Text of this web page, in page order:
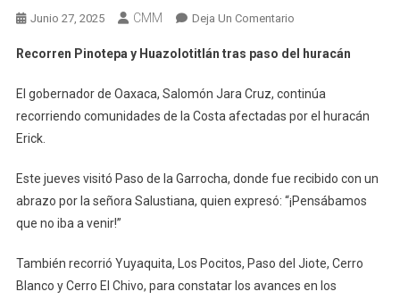
Junio 27, 2025 CMM Deja Un ComentarioEn
Pinotepa
Huazolotitlán
Tras
Huracán
Recorren Pinotepa y Huazolotitlán tras paso del huracán
El gobernador de Oaxaca, Salomón Jara Cruz, continúa
recorriendo comunidades de la Costa afectadas por el huracán
Erick.
Este jueves visitó Paso de la Garrocha, donde fue recibido con un
abrazo por la señora Salustiana, quien expresó: “¡Pensábamos
que no iba a venir!”
También recorrió Yuyaquita, Los Pocitos, Paso del Jiote, Cerro
Blanco y Cerro El Chivo, para constatar los avances en los